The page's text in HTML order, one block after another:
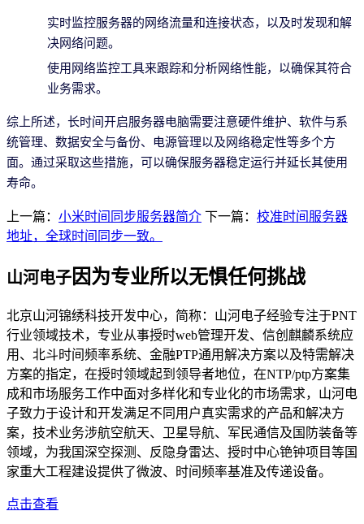
实时监控服务器的网络流量和连接状态，以及时发现和解
决网络问题。
使用网络监控工具来跟踪和分析网络性能，以确保其符合
业务需求。
综上所述，长时间开启服务器电脑需要注意硬件维护、软件与系
统管理、数据安全与备份、电源管理以及网络稳定性等多个方
面。通过采取这些措施，可以确保服务器稳定运行并延长其使用
寿命。
上一篇： 小米时间同步服务器简介 下一篇： 校准时间服务器
地址，全球时间同步一致。
山河电子因为专业所以无惧任何挑战
北京山河锦绣科技开发中心，简称：山河电子经验专注于PNT
行业领域技术，专业从事授时web管理开发、信创麒麟系统应
用、北斗时间频率系统、金融PTP通用解决方案以及特需解决
方案的指定，在授时领域起到领导者地位，在NTP/ptp方案集
成和市场服务工作中面对多样化和专业化的市场需求，山河电
子致力于设计和开发满足不同用户真实需求的产品和解决方
案，技术业务涉航空航天、卫星导航、军民通信及国防装备等
领域，为我国深空探测、反隐身雷达、授时中心铯钟项目等国
家重大工程建设提供了微波、时间频率基准及传递设备。
点击查看